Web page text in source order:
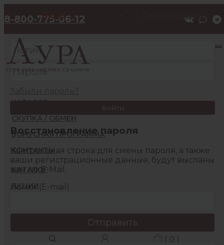
8-800-775-06-12
КАТАЛОГ
СКУПКА / ОБМЕН
БОНУСНАЯ ПРОГРАММА
КОНТАКТЫ
КАТАЛОГ
АКЦИИ
( 0 )
Вход Регистрация
Войти
Восстановление пароля
Контрольная строка для смены пароля, а также
ваши регистрационные данные, будут высланы
вам по E-Mail.
Логин (E-mail)